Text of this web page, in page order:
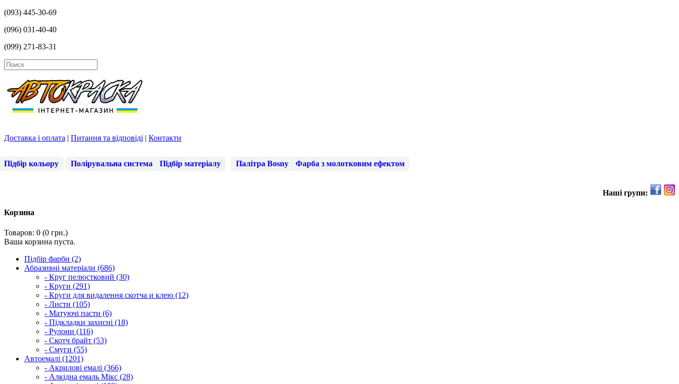
(093) 445-30-69
(096) 031-40-40
(099) 271-83-31
Доставка і оплата | Питання та відповіді | Контакти
Підбір кольору Полірувальна система Підбір матеріалу Палітра Bosny Фарба з молотковим ефектом
Наші групи:
Корзина
Товаров: 0 (0 грн.)
Ваша корзина пуста.
Підбір фарби (2)
Абразивні матеріали (686)
- Круг пелюстковий (30)
- Круги (291)
- Круги для видалення скотча и клею (12)
- Листи (105)
- Матуючі пасти (6)
- Підкладки захисні (18)
- Рулони (116)
- Скотч брайт (53)
- Смуги (55)
Автоемалі (1201)
- Акрилові емалі (366)
- Алкідна емаль Мікс (28)